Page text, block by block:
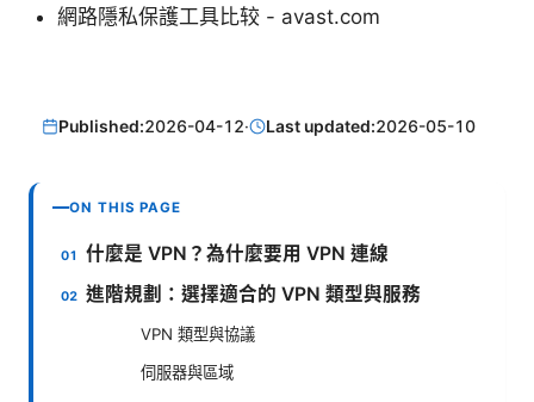
網路隱私保護工具比较 - avast.com
Published:2026-04-12· Last updated:2026-05-10
ON THIS PAGE
什麼是 VPN？為什麼要用 VPN 連線
進階規劃：選擇適合的 VPN 類型與服務
VPN 類型與協議
伺服器與區域